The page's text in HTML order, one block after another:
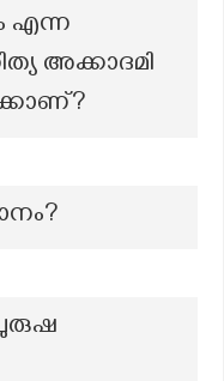
എന്ന
അക്കാദമി
പുരുഷ